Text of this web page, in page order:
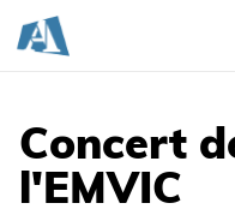
Concert
l'EMVIC